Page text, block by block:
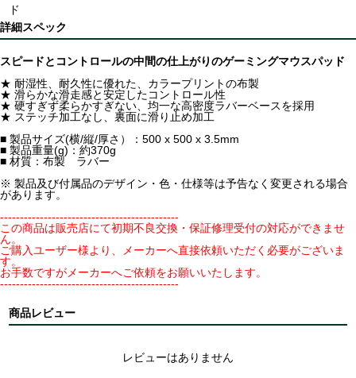
ド
詳細スペック
スピードとコントロールの中間の仕上がりのゲーミングマウスパッド
★ 耐湿性、耐久性に優れた、カラープリントの布製
★ 滑らかな滑走感と安定したコントロール性
★ 硬すぎず柔らかすぎない、均一な高密度ラバーベースを採用
★ ステッチ加工なし、裏面に滑り止め加工
■ 製品サイズ(横/縦/厚さ）：500 x 500 x 3.5mm
■ 製品重量(g)：約370g
■ 材質：布製 ラバー
※ 製品及び付属品のデザイン・色・仕様等は予告なく変更される場合
があります。
---------------------------------------------
この商品は販売店にて初期不良交換・保証修理受付の対応ができませ
ん。
ご購入ユーザー様より、メーカーへ直接依頼いただく必要がございま
す。
お手数ですがメーカーへご依頼をお願いいたします。
---------------------------------------------
商品レビュー
レビューはありません